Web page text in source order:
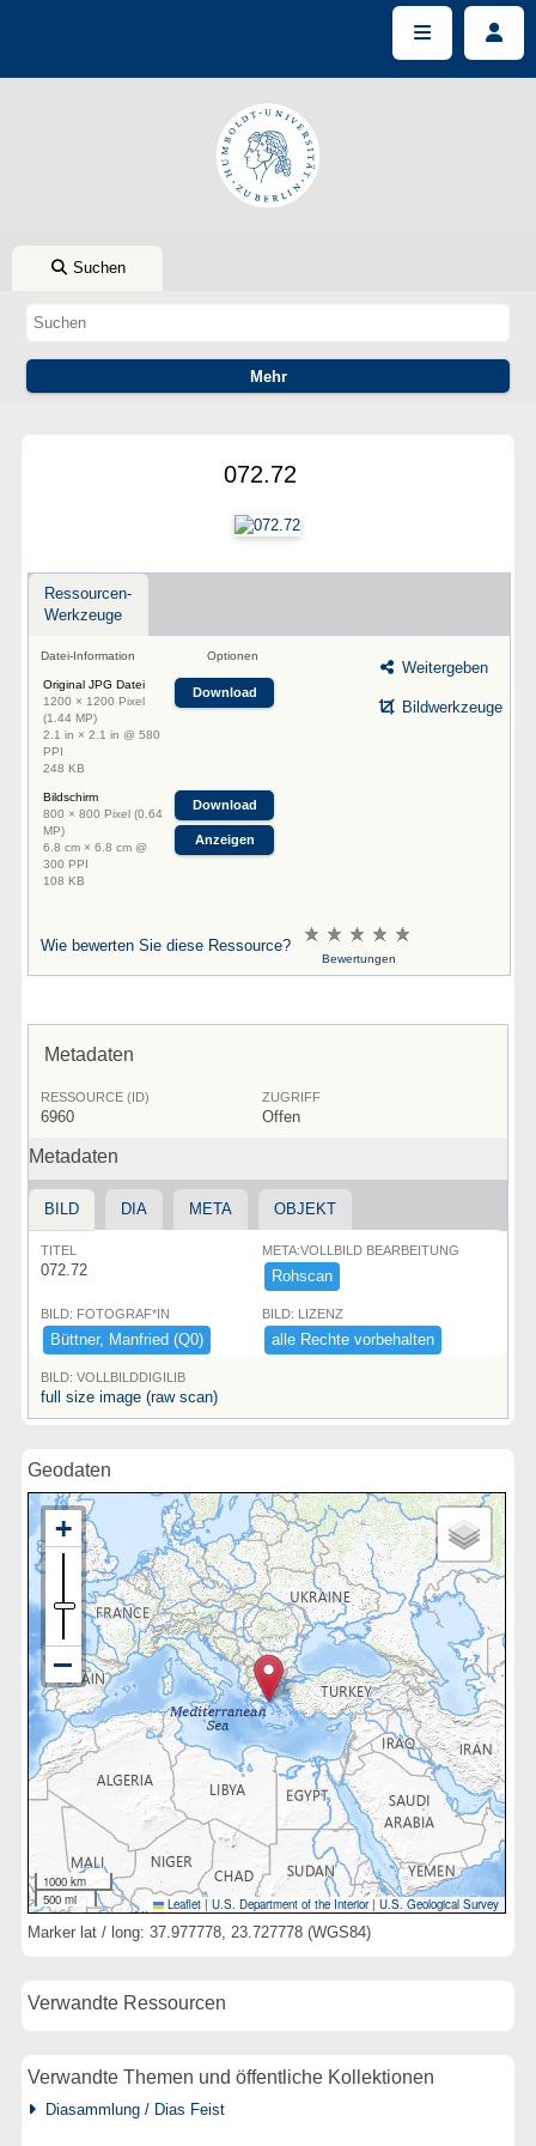
Suchen
072.72
Ressourcen-
Werkzeuge
Datei-Information Optionen
Original JPG Datei
1200 × 1200 Pixel
(1.44 MP)
2.1 in × 2.1 in @ 580
PPI
248 KB
Download
Bildschirm
800 × 800 Pixel (0.64
MP)
6.8 cm × 6.8 cm @
300 PPI
108 KB
Download
Anzeigen
Weitergeben
Bildwerkzeuge
Wie bewerten Sie diese Ressource?
Bewertungen
Metadaten
RESSOURCE (ID)
6960
ZUGRIFF
Offen
Metadaten
BILD DIA META OBJEKT
TITEL
072.72
META:VOLLBILD BEARBEITUNG
Rohscan
BILD: FOTOGRAF*IN
Bü​ttner,​ ​Manfried ​(​Q0)​
BILD: LIZENZ
alle ​Rechte ​vorbehalten
BILD: VOLLBILDDIGILIB
full size image (raw scan)
Geodaten
1000 km
500 mi
Leaflet | U.S. Department of the Interior|U.S. Geological Survey
Marker lat / long: 37.977778, 23.727778 (WGS84)
Verwandte Ressourcen
Verwandte Themen und öffentliche Kollektionen
Diasammlung / Dias Feist